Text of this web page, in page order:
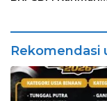
Rekomendasi